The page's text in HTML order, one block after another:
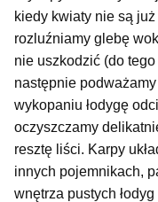
kiedy kwiaty nie są
rozluźniamy glebę
nie uszkodzić (do
następnie
wykopaniu łodygę
oczyszczamy
resztę liści. Karpy
innych pojemnikach,
wnętrza pustych